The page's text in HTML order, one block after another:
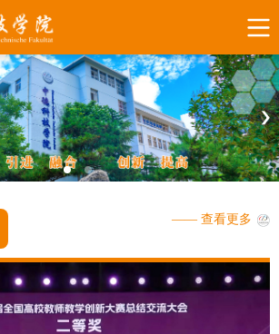
—— 查看更多